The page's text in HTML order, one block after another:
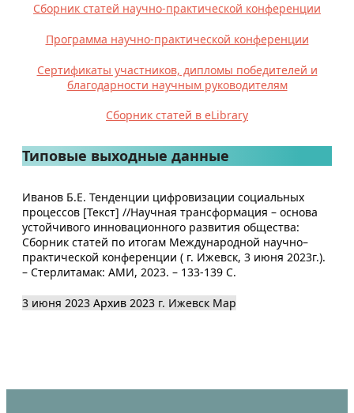
Сборник статей научно-практической конференции
Программа научно-практической конференции
Сертификаты участников, дипломы победителей и
благодарности научным руководителям
Сборник статей в eLibrary
Типовые выходные данные
Иванов Б.Е. Тенденции цифровизации социальных
процессов [Текст] //Научная трансформация – основа
устойчивого инновационного развития общества:
Сборник статей по итогам Международной научно–
практической конференции ( г. Ижевск, 3 июня 2023г.).
– Стерлитамак: АМИ, 2023. – 133-139 С.
3 июня 2023 Архив 2023 г. Ижевск Map